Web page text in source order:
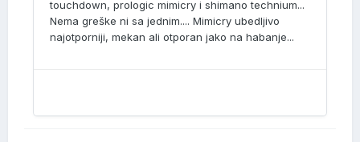
touchdown, prologic mimicry i shimano technium...
Nema greške ni sa jednim.... Mimicry ubedljivo
najotporniji, mekan ali otporan jako na habanje...